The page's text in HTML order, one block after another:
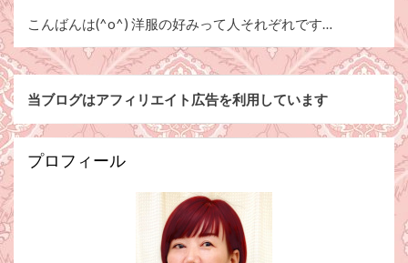
こんばんは(^o^) 洋服の好みって人それぞれです…
当ブログはアフィリエイト広告を利用しています
プロフィール